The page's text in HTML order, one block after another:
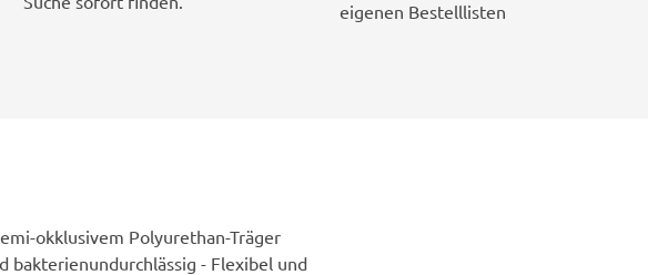
eigenen Bestelllisten
okklusivem Polyurethan-Träger
bakterienundurchlässig - Flexibel und